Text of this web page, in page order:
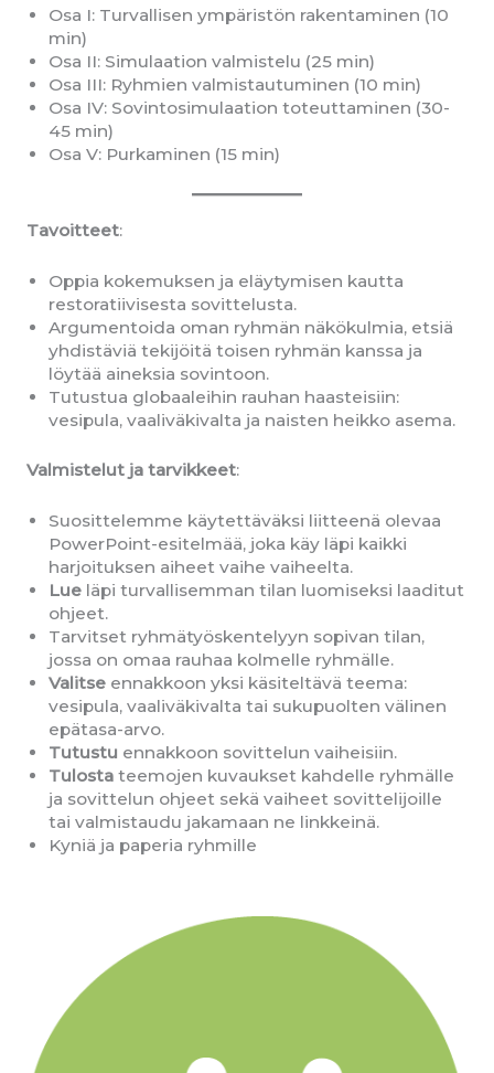
Osa I: Turvallisen ympäristön rakentaminen (10
min)
Osa II: Simulaation valmistelu (25 min)
Osa III: Ryhmien valmistautuminen (10 min)
Osa IV: Sovintosimulaation toteuttaminen (30-
45 min)
Osa V: Purkaminen (15 min)
Tavoitteet:
Oppia kokemuksen ja eläytymisen kautta
restoratiivisesta sovittelusta.
Argumentoida oman ryhmän näkökulmia, etsiä
yhdistäviä tekijöitä toisen ryhmän kanssa ja
löytää aineksia sovintoon.
Tutustua globaaleihin rauhan haasteisiin:
vesipula, vaaliväkivalta ja naisten heikko asema.
Valmistelut ja tarvikkeet:
Suosittelemme käytettäväksi liitteenä olevaa
PowerPoint-esitelmää, joka käy läpi kaikki
harjoituksen aiheet vaihe vaiheelta.
Lueläpi turvallisemman tilan luomiseksi laaditut
ohjeet.
Tarvitset ryhmätyöskentelyyn sopivan tilan,
jossa on omaa rauhaa kolmelle ryhmälle.
Valitse ennakkoon yksi käsiteltävä teema:
vesipula, vaaliväkivalta tai sukupuolten välinen
epätasa-arvo.
Tutustu ennakkoon sovittelun vaiheisiin.
Tulostateemojen kuvaukset kahdelle ryhmälle
ja sovittelun ohjeet sekä vaiheet sovittelijoille
tai valmistaudu jakamaan ne linkkeinä.
Kyniä ja paperia ryhmille